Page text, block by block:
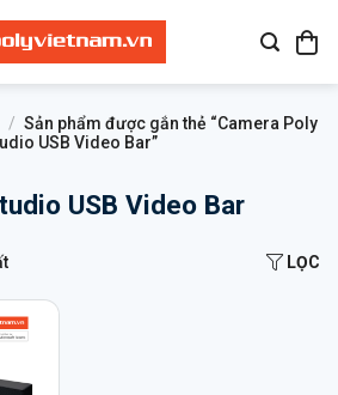
/ Sản phẩm được gắn thẻ “Camera Poly
USB Video Bar”
USB Video Bar
LỌC